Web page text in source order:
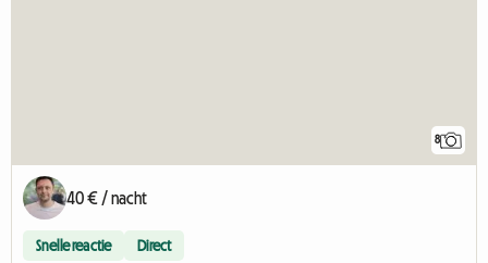
8
40 € / nacht
Snelle reactie Direct